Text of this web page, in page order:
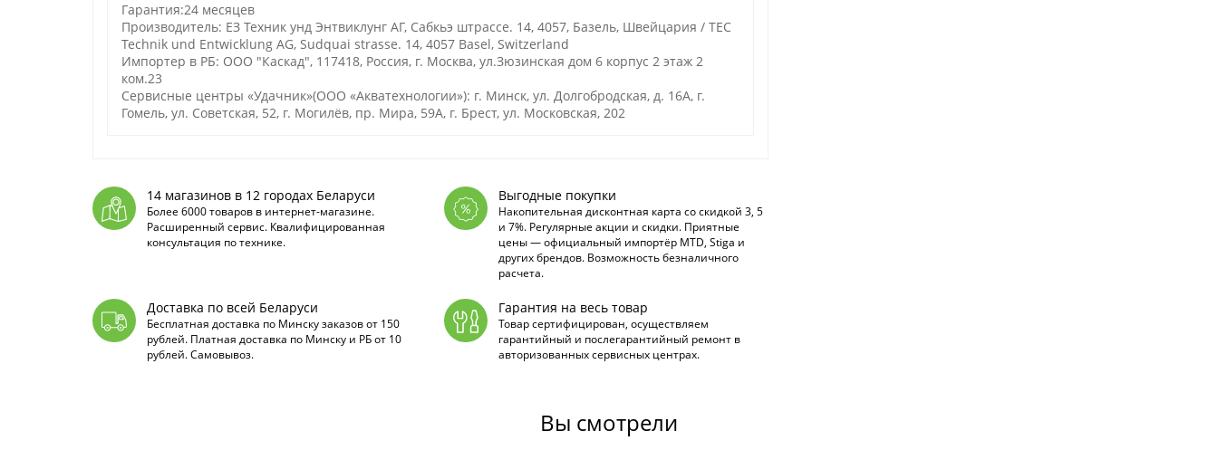
Гарантия:24 месяцев
Производитель: ЕЗ Техник унд Энтвиклунг АГ, Сабкьэ штрассе. 14, 4057, Базель, Швейцария / TEC
Technik und Entwicklung AG, Sudquai strasse. 14, 4057 Basel, Switzerland
Импортер в РБ: ООО "Каскад", 117418, Россия, г. Москва, ул.Зюзинская дом 6 корпус 2 этаж 2
ком.23
Сервисные центры «Удачник»(ООО «Акватехнологии»): г. Минск, ул. Долгобродская, д. 16А, г.
Гомель, ул. Советская, 52, г. Могилёв, пр. Мира, 59А, г. Брест, ул. Московская, 202
14 магазинов в 12 городах Беларуси
Более 6000 товаров в интернет-магазине.
Расширенный сервис. Квалифицированная
консультация по технике.
Выгодные покупки
Накопительная дисконтная карта со скидкой 3, 5
и 7%. Регулярные акции и скидки. Приятные
цены — официальный импортёр MTD, Stiga и
других брендов. Возможность безналичного
расчета.
Доставка по всей Беларуси
Бесплатная доставка по Минску заказов от 150
рублей. Платная доставка по Минску и РБ от 10
рублей. Самовывоз.
Гарантия на весь товар
Товар сертифицирован, осуществляем
гарантийный и послегарантийный ремонт в
авторизованных сервисных центрах.
Вы смотрели